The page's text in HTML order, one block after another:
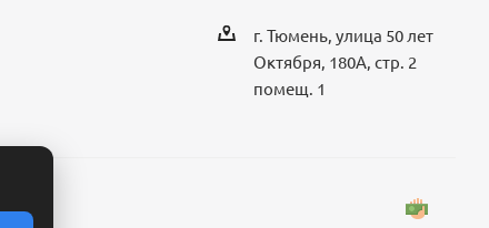
г. Тюмень, улица 50 лет
Октября, 180А, стр. 2
помещ. 1